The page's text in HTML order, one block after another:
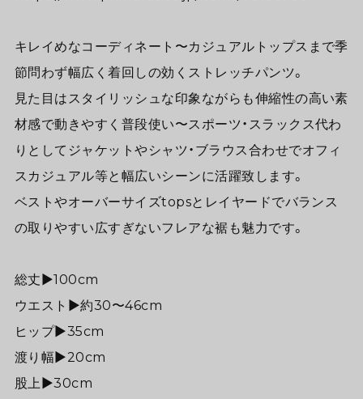
キレイめなコーディネート〜カジュアルトップスまで季
節問わず幅広く着回しの効くストレッチパンツ。
見た目はスタイリッシュな印象ながらも伸縮性の高い素
材感で動きやすく普段使い〜スポーツ・スラックス代わ
りとしてジャケットやシャツ・ブラウス合わせでオフィ
スカジュアル等と幅広いシーンに活躍致します。
ベストやオーバーサイズtopsとレイヤードでバランス
の取りやすい広すぎないフレアな裾も魅力です。
総丈▶︎100cm
ウエスト▶︎約30〜46cm
ヒップ▶︎35cm
渡り幅▶︎20cm
股上▶︎30cm